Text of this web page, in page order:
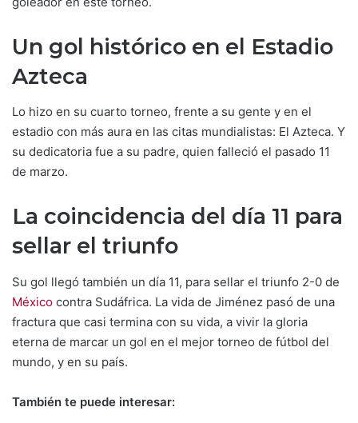
Un gol histórico en el Estadio
Azteca
Lo hizo en su cuarto torneo, frente a su gente y en el
estadio con más aura en las citas mundialistas: El Azteca. Y
su dedicatoria fue a su padre, quien falleció el pasado 11
de marzo.
La coincidencia del día 11 para
sellar el triunfo
Su gol llegó también un día 11, para sellar el triunfo 2-0 de
México contra Sudáfrica. La vida de Jiménez pasó de una
fractura que casi termina con su vida, a vivir la gloria
eterna de marcar un gol en el mejor torneo de fútbol del
mundo, y en su país.
También te puede interesar: